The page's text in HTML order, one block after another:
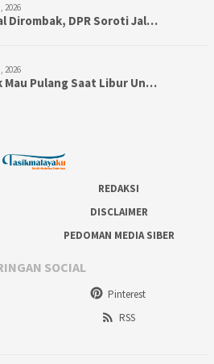
2026
Dirombak, DPR Soroti Jal…
2026
Mau Pulang Saat Libur Un…
REDAKSI
DISCLAIMER
PEDOMAN MEDIA SIBER
SOCIAL
Pinterest
RSS